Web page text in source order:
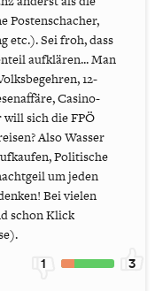
Postenschacher,
etc.). Sei froh, dass
aufklären... Man
12-
Casino-
will sich die FPÖ
Also Wasser
Politische
um jeden
Bei vielen
schon Klick
1 3